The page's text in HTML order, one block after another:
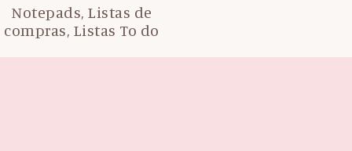
Notepads, Listas de
compras, Listas To do